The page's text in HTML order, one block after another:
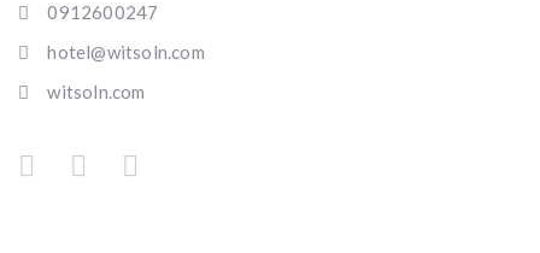
0912600247
hotel@witsoln.com
witsoln.com